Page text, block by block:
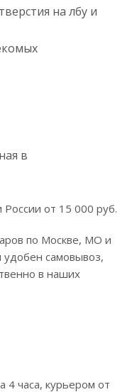
на лбу и
в
России от 15 000 руб.
по Москве, МО и
удобен самовывоз,
в наших
4 часа, курьером от